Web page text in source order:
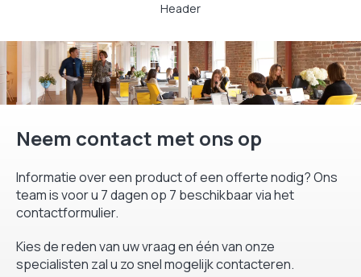
Header
Neem contact met ons op
Informatie over een product of een offerte nodig? Ons
team is voor u 7 dagen op 7 beschikbaar via het
contactformulier.
Kies de reden van uw vraag en één van onze
specialisten zal u zo snel mogelijk contacteren.